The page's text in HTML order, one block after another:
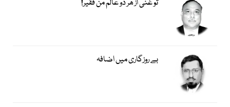
تو غنی از ھر دو عالم من فقیر!
بے روزگاری میں اضافہ